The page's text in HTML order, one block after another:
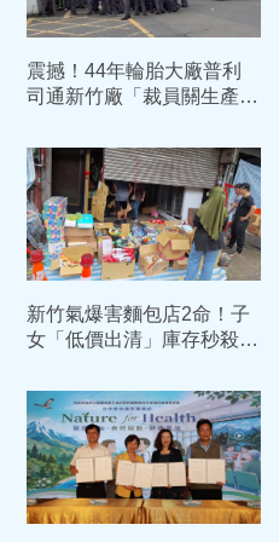
震撼！44年輪胎大廠普利
司通新竹廠「裁員關生產
談
新竹氣爆害麵包店2命！子
女「低價出清」庫存秒殺
心